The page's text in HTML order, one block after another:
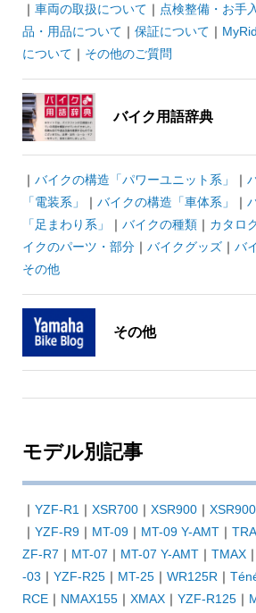
｜ 車両の取扱について ｜ 点検整備・お手
品・用品について ｜ 保証について ｜
について ｜ その他のご質問
バイク用語辞典
｜ バイクの構造「パワーユニット系」 ｜
「電装系」
｜ バイクの構造「車体系」 ｜
「足まわり系」
｜ バイクの種類｜ カタロ
イクのパーツ・部分｜ バイクグッズ｜ バ
その他
その他
モデル別記事
｜ YZF-R1 ｜ XSR700｜ XSR900｜
｜ YZF-R9｜ MT-09｜ MT-09 Y-AMT｜
ZF-R7 ｜ MT-07 ｜ MT-07 Y-AMT｜ TMAX｜
-03 ｜ YZF-R25｜ MT-25｜ WR125R ｜
RCE｜ NMAX155｜ XMAX｜ YZF-R125｜